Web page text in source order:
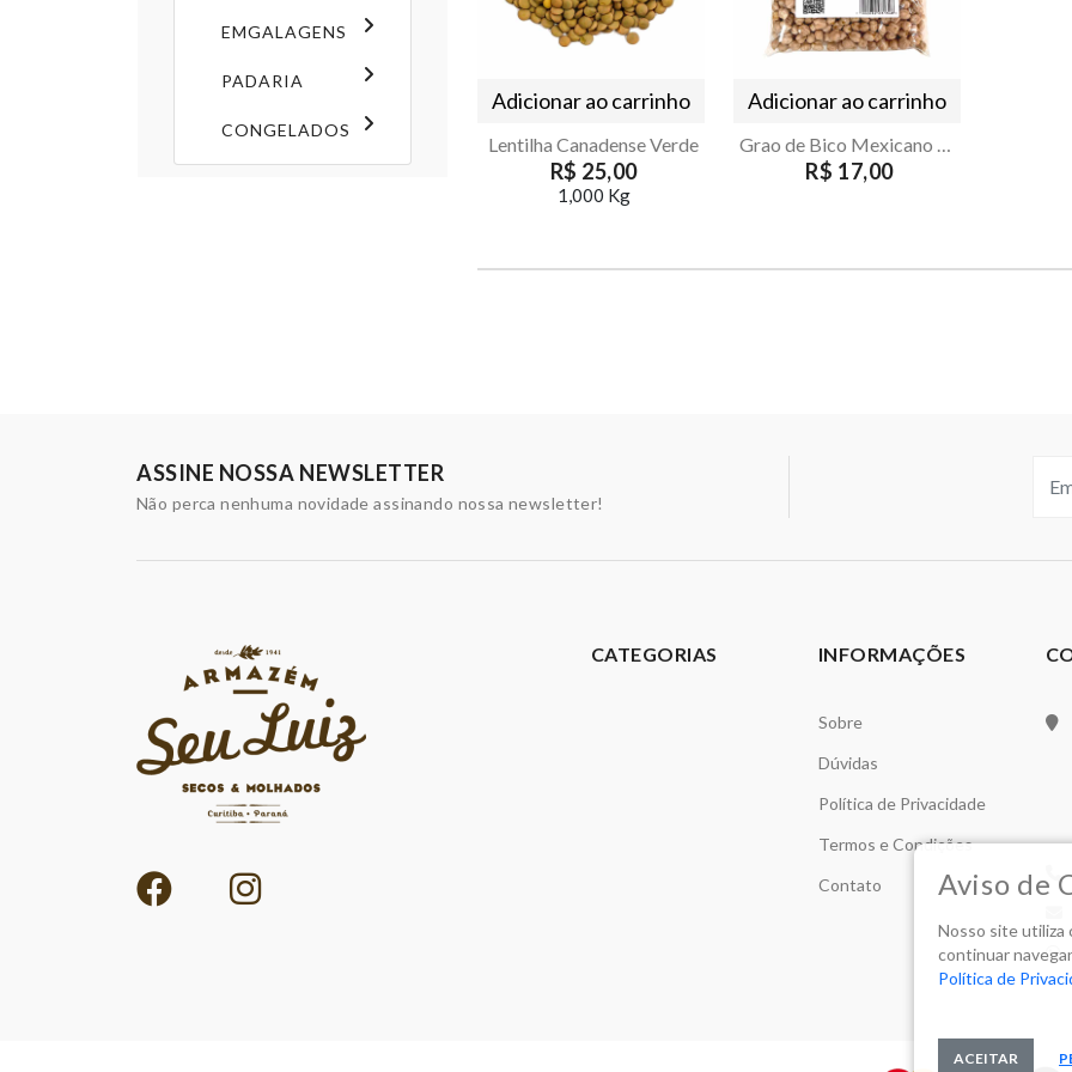
EMGALAGENS
PADARIA
CONGELADOS
Adicionar ao carrinho
Lentilha Canadense Verde
R$ 25,00
1,000 Kg
Adicionar ao carrinho
Grao de Bico Mexicano 13mm 500g
R$ 17,00
ASSINE NOSSA NEWSLETTER
Não perca nenhuma novidade assinando nossa newsletter!
CATEGORIAS INFORMAÇÕES
Sobre
Dúvidas
Política de Privacidade
Termos e Condições
Contato
Aviso de
Nosso site utiliza
continuar
Política de
ACEITAR